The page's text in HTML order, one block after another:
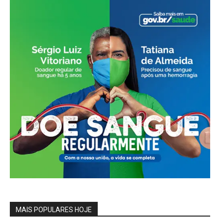
MAIS POPULARES HOJE